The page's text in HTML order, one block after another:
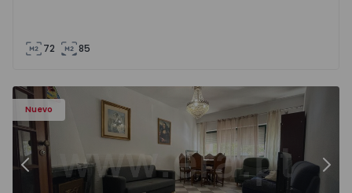
72 85
Nuevo
- 1
Apartamento T2 Montijo, Montijo e Afonsoeiro -
Anterior